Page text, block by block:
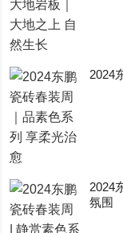
2024
2024
氛围